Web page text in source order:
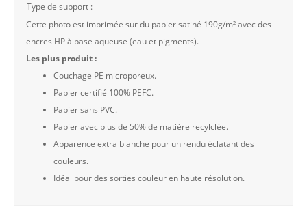
Type de support :
Cette photo est imprimée sur du papier satiné 190g/m² avec des
encres HP à base aqueuse (eau et pigments).
Les plus produit :
Couchage PE microporeux.
Papier certifié 100% PEFC.
Papier sans PVC.
Papier avec plus de 50% de matière recylclée.
Apparence extra blanche pour un rendu éclatant des
couleurs.
Idéal pour des sorties couleur en haute résolution.